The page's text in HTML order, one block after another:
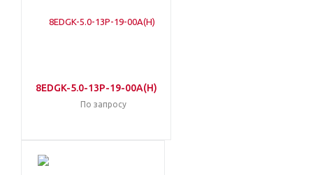
8EDGK-5.0-13P-19-00A(H)
По запросу